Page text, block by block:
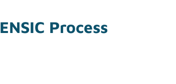
Process